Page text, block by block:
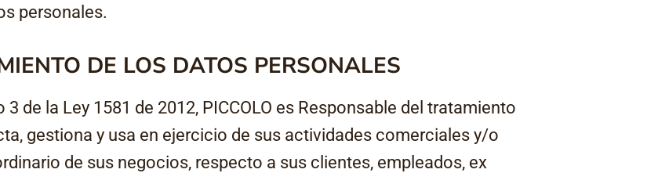
personales.
DE LOS DATOS PERSONALES
de la Ley 1581 de 2012, PICCOLO es Responsable del tratamiento
gestiona y usa en ejercicio de sus actividades comerciales y/o
de sus negocios, respecto a sus clientes, empleados, ex